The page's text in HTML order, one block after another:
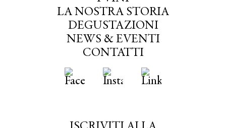
LA NOSTRA STORIA
DEGUSTAZIONI
NEWS & EVENTI
CONTATTI